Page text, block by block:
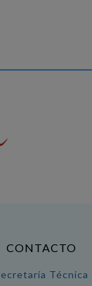
CONTACTO
Técnica